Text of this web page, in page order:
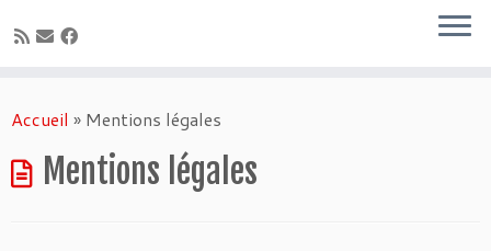
auAccueil » Mentions légales
Mentions légales